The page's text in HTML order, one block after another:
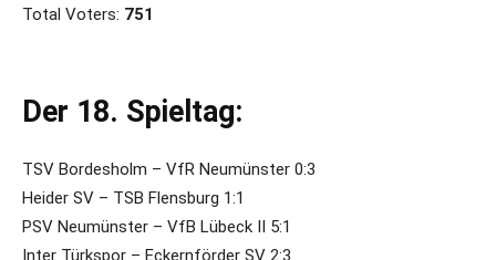
Total Voters: 751
Der 18. Spieltag:
TSV Bordesholm – VfR Neumünster 0:3
Heider SV – TSB Flensburg 1:1
PSV Neumünster – VfB Lübeck II 5:1
Inter Türkspor – Eckernförder SV 2:3